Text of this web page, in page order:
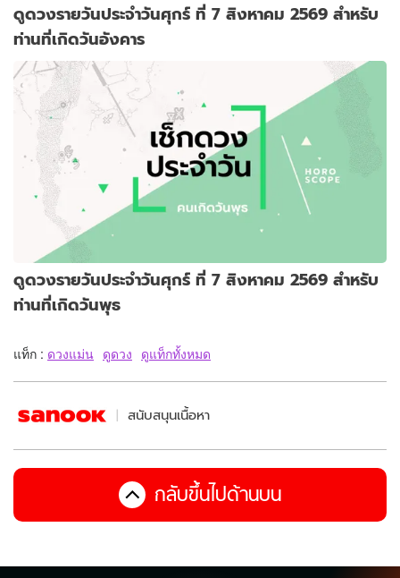
ดูดวงรายวันประจำวันศุกร์ ที่ 7 สิงหาคม 2569 สำหรับ
ท่านที่เกิดวันอังคาร
ดูดวงรายวันประจำวันศุกร์ ที่ 7 สิงหาคม 2569 สำหรับ
ท่านที่เกิดวันพุธ
แท็ก : ดวงแม่น ดูดวง ดูแท็กทั้งหมด
สนับสนุนเนื้อหา
กลับขึ้นไปด้านบน